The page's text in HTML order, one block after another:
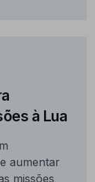
à Lua
aumentar
missões